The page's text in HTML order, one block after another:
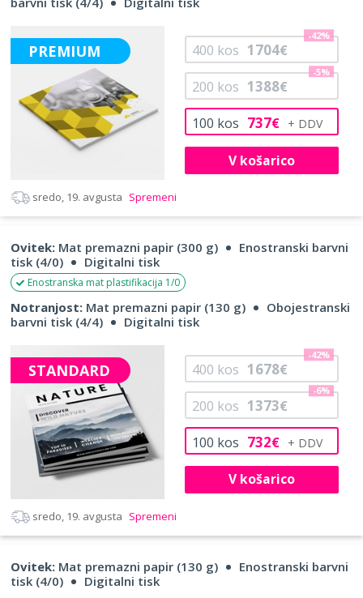
PREMIUM
100 kos 737€
200 kos 1388€
-5%
400 kos 1704€
-42%
V košarico
sredo, 19. avgusta Spremeni
Ovitek: Mat premazni papir (300 g)
Enostranski barvni
tisk (4/0)
Digitalni tisk
Enostranska mat plastifikacija 1/0
Notranjost: Mat premazni papir (130 g)
Obojestranski
barvni tisk (4/4)
Digitalni tisk
STANDARD
100 kos 732€
200 kos 1373€
-6%
400 kos 1678€
-42%
V košarico
sredo, 19. avgusta Spremeni
Ovitek: Mat premazni papir (130 g)
Enostranski barvni
tisk (4/0)
Digitalni tisk